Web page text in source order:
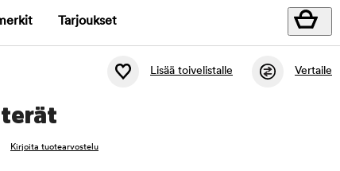
Tarjoukset
Lisää toivelistalle Vertaile
terät
Kirjoita tuotearvostelu